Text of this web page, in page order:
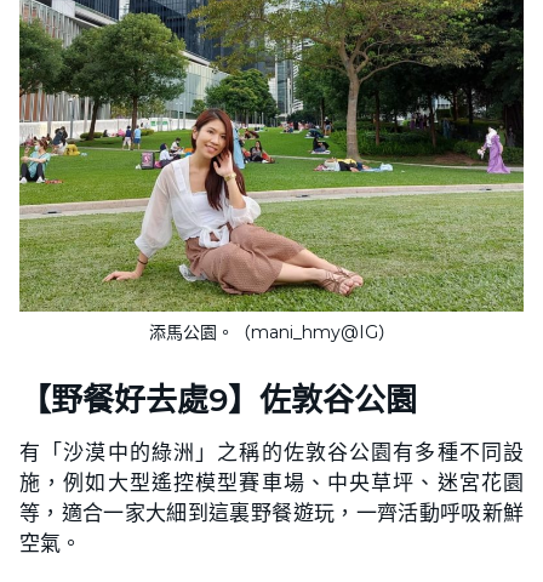
添馬公園。（mani_hmy@IG）
【野餐好去處9】佐敦谷公園
有「沙漠中的綠洲」之稱的佐敦谷公園有多種不同設
施，例如大型遙控模型賽車場、中央草坪、迷宮花園
等，適合一家大細到這裏野餐遊玩，一齊活動呼吸新鮮
空氣。